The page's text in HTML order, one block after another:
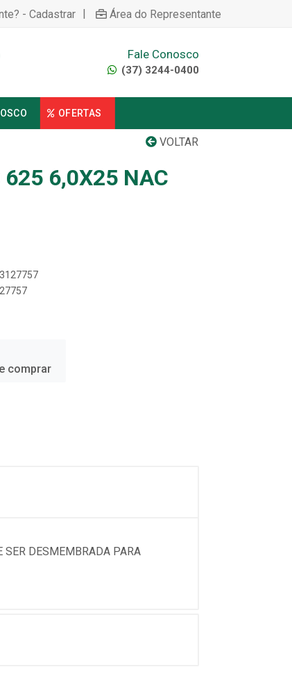
- Cadastrar | Área do Representante
Fale Conosco
(37) 3244-0400
OFERTAS
VOLTAR
625 6,0X25 NAC
comprar
SER DESMEMBRADA PARA